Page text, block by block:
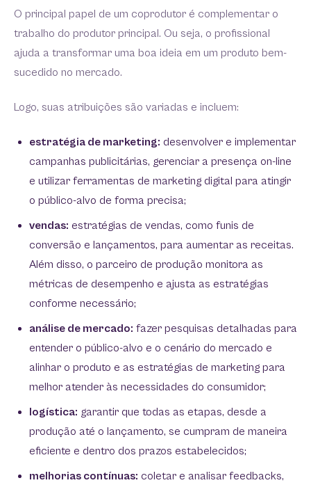
O principal papel de um coprodutor é complementar o
trabalho do produtor principal. Ou seja, o profissional
ajuda a transformar uma boa ideia em um produto bem-
sucedido no mercado.
Logo, suas atribuições são variadas e incluem:
estratégia de marketing: desenvolver e implementar
campanhas publicitárias, gerenciar a presença on-line
e utilizar ferramentas de marketing digital para atingir
o público-alvo de forma precisa;
vendas: estratégias de vendas, como funis de
conversão e lançamentos, para aumentar as receitas.
Além disso, o parceiro de produção monitora as
métricas de desempenho e ajusta as estratégias
conforme necessário;
análise de mercado: fazer pesquisas detalhadas para
entender o público-alvo e o cenário do mercado e
alinhar o produto e as estratégias de marketing para
melhor atender às necessidades do consumidor;
logística: garantir que todas as etapas, desde a
produção até o lançamento, se cumpram de maneira
eficiente e dentro dos prazos estabelecidos;
melhorias contínuas: coletar e analisar feedbacks,